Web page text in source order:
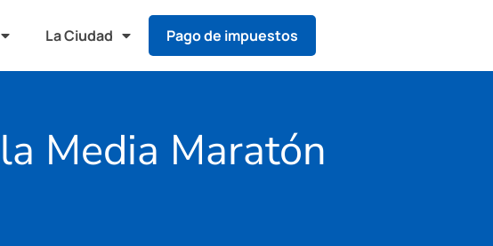
La Ciudad Pago de impuestos
Media Maratón